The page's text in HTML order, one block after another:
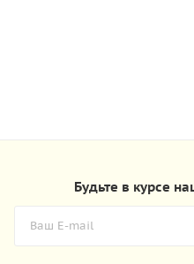
Будьте в курсе